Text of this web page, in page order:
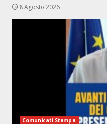
8 Agosto 2026
Comunicati Stampa